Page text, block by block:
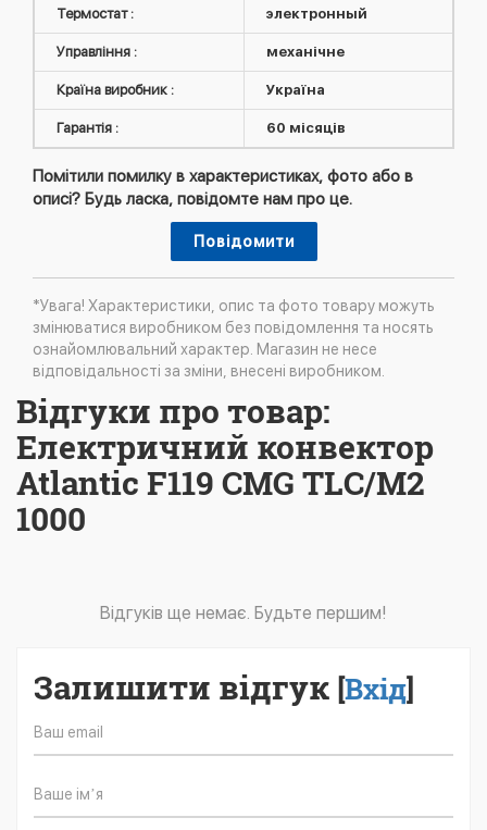
Термостат : электронный
Управління : механічне
Країна виробник : Україна
Гарантія : 60 місяців
Помітили помилку в характеристиках, фото або в
описі? Будь ласка, повідомте нам про це.
Повідомити
*Увага! Характеристики, опис та фото товару можуть
змінюватися виробником без повідомлення та носять
ознайомлювальний характер. Магазин не несе
відповідальності за зміни, внесені виробником.
Відгуки про товар:
Електричний конвектор
Atlantic F119 CMG TLC/M2
1000
Відгуків ще немає. Будьте першим!
Залишити відгук [Вхід]